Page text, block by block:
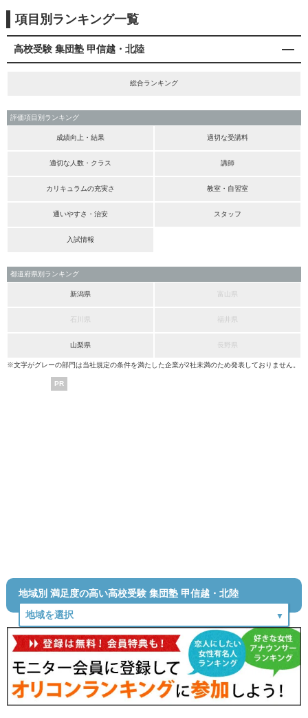
項目別ランキング一覧
高校受験 集団塾 甲信越・北陸
総合ランキング
評価項目別ランキング
成績向上・結果 適切な受講料
適切な人数・クラス 講師
カリキュラムの充実さ 教室・自習室
通いやすさ・治安 スタッフ
入試情報
都道府県別ランキング
新潟県 富山県
石川県 福井県
山梨県
※文字がグレーの部門は当社規定の条件を満たした企業が2社未満のため発表しておりません。
PR
地域別 満足度の高い高校受験 集団塾 甲信越・北陸